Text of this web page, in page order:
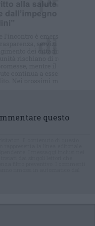
questo